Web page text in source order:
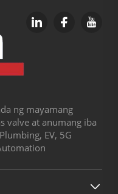
ng mayamang
valve at anumang iba
EV, 5G